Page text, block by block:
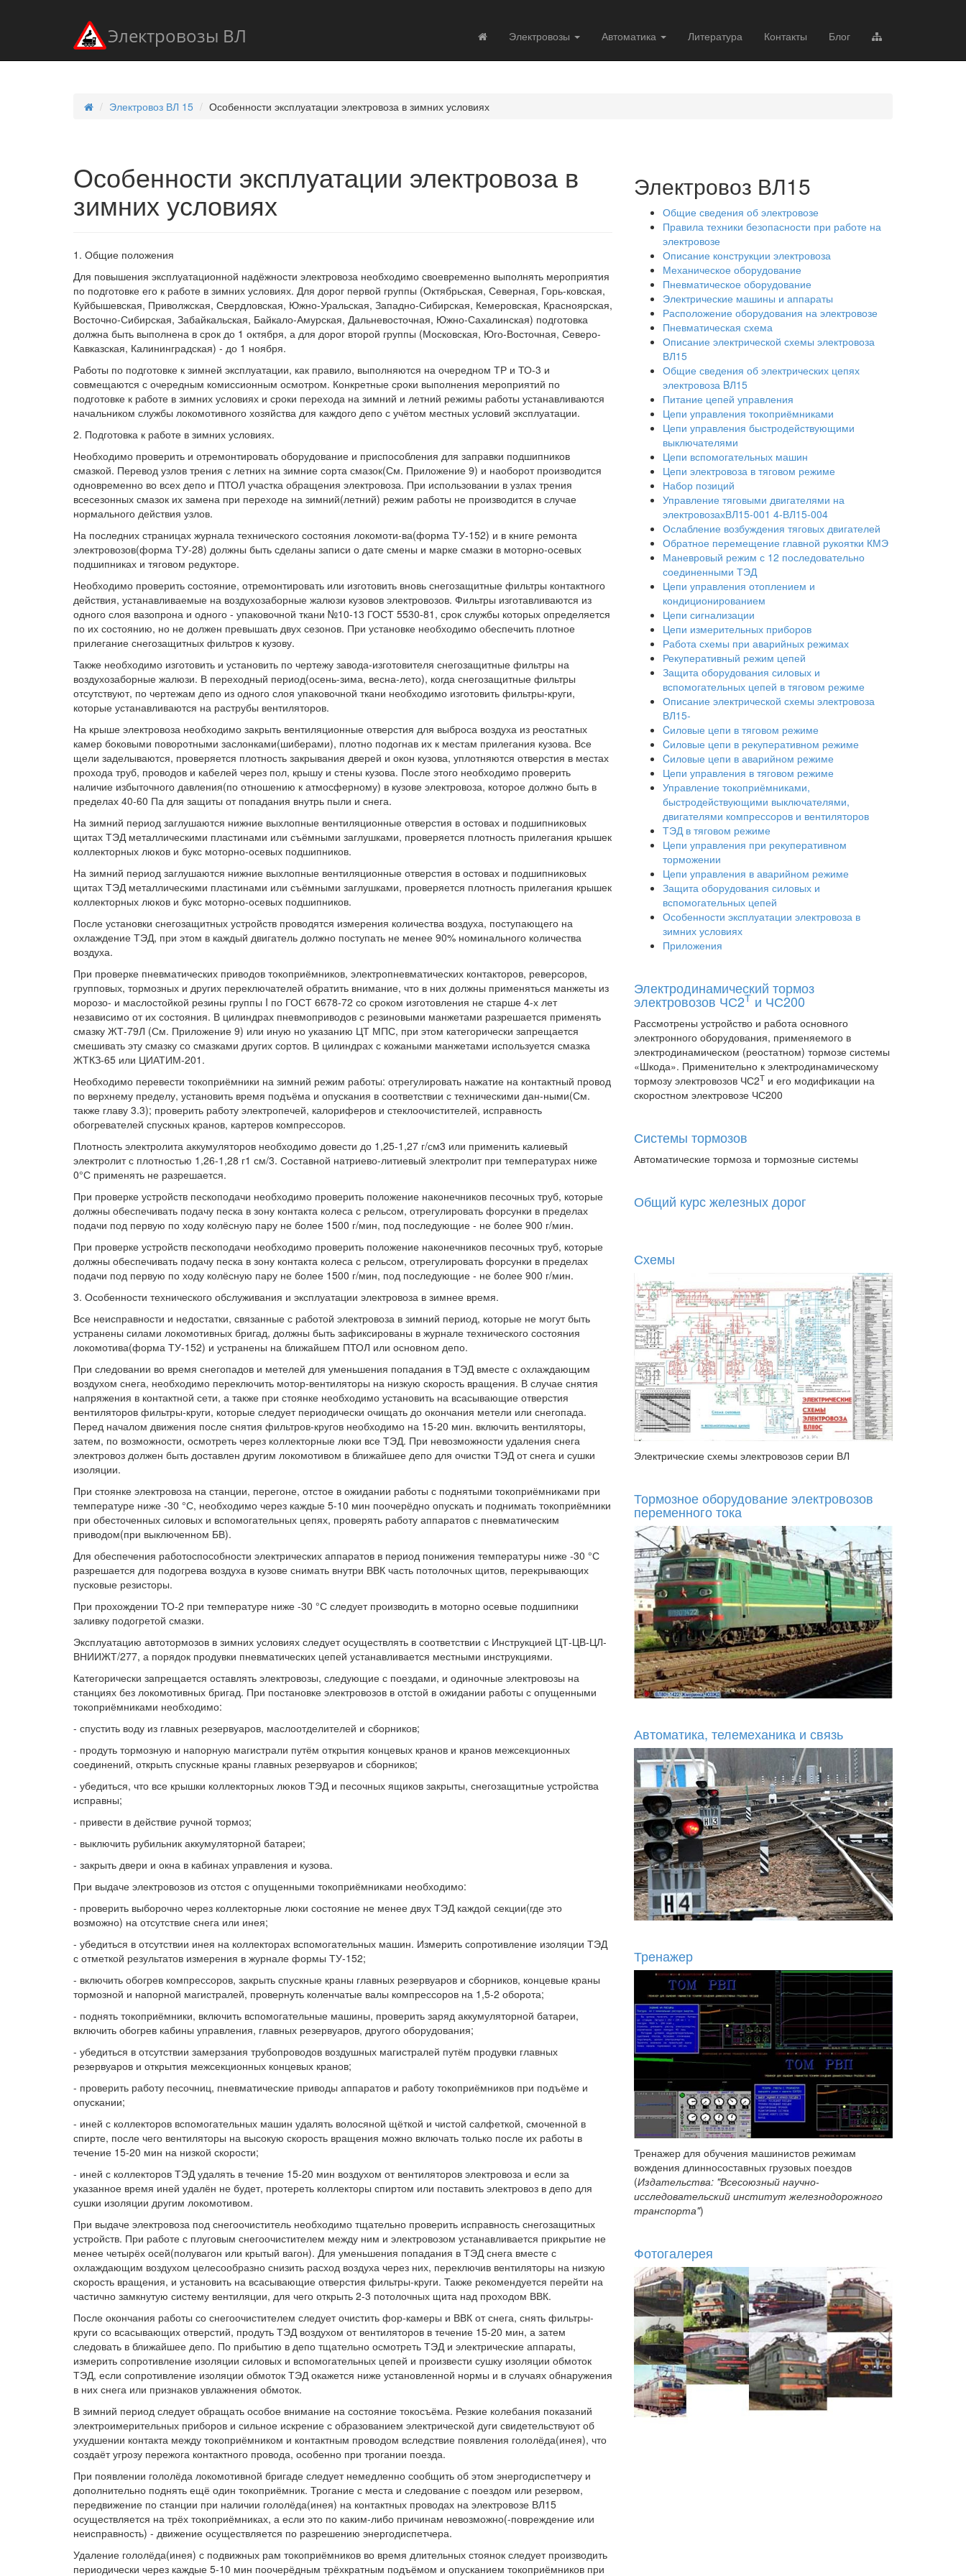
Электровозы ВЛ Электровозы Автоматика Литература Контакты Блог
Электровоз ВЛ 15 Особенности эксплуатации электровоза в зимних условиях
Особенности эксплуатации электровоза в
зимних условиях
1. Общие положения
Для повышения эксплуатационной надёжности электровоза необходимо своевременно выполнять мероприятия
по подготовке его к работе в зимних условиях. Для дорог первой группы (Октябрьская, Северная, Горь-ковская,
Куйбышевская, Приволжская, Свердловская, Южно-Уральская, Западно-Сибирская, Кемеровская, Красноярская,
Восточно-Сибирская, Забайкальская, Байкало-Амурская, Дальневосточная, Южно-Сахалинская) подготовка
должна быть выполнена в срок до 1 октября, а для дорог второй группы (Московская, Юго-Восточная, Северо-
Кавказская, Калининградская) - до 1 ноября.
Работы по подготовке к зимней эксплуатации, как правило, выполняются на очередном ТР и ТО-3 и
совмещаются с очередным комиссионным осмотром. Конкретные сроки выполнения мероприятий по
подготовке к работе в зимних условиях и сроки перехода на зимний и летний режимы работы устанавливаются
начальником службы локомотивного хозяйства для каждого депо с учётом местных условий эксплуатации.
2. Подготовка к работе в зимних условиях.
Необходимо проверить и отремонтировать оборудование и приспособления для заправки подшипников
смазкой. Перевод узлов трения с летних на зимние сорта смазок(См. Приложение 9) и наоборот производится
одновременно во всех депо и ПТОЛ участка обращения электровоза. При использовании в узлах трения
всесезонных смазок их замена при переходе на зимний(летний) режим работы не производится в случае
нормального действия узлов.
На последних страницах журнала технического состояния локомоти-ва(форма ТУ-152) и в книге ремонта
электровозов(форма ТУ-28) должны быть сделаны записи о дате смены и марке смазки в моторно-осевых
подшипниках и тяговом редукторе.
Необходимо проверить состояние, отремонтировать или изготовить вновь снегозащитные фильтры контактного
действия, устанавливаемые на воздухозаборные жалюзи кузовов электровозов. Фильтры изготавливаются из
одного слоя вазопрона и одного - упаковочной ткани №10-13 ГОСТ 5530-81, срок службы которых определяется
по их состоянию, но не должен превышать двух сезонов. При установке необходимо обеспечить плотное
прилегание снегозащитных фильтров к кузову.
Также необходимо изготовить и установить по чертежу завода-изготовителя снегозащитные фильтры на
воздухозаборные жалюзи. В переходный период(осень-зима, весна-лето), когда снегозащитные фильтры
отсутствуют, по чертежам депо из одного слоя упаковочной ткани необходимо изготовить фильтры-круги,
которые устанавливаются на раструбы вентиляторов.
На крыше электровоза необходимо закрыть вентиляционные отверстия для выброса воздуха из реостатных
камер боковыми поворотными заслонками(шиберами), плотно подогнав их к местам прилегания кузова. Все
щели заделываются, проверяется плотность закрывания дверей и окон кузова, уплотняются отверстия в местах
прохода труб, проводов и кабелей через пол, крышу и стены кузова. После этого необходимо проверить
наличие избыточного давления(по отношению к атмосферному) в кузове электровоза, которое должно быть в
пределах 40-60 Па для защиты от попадания внутрь пыли и снега.
На зимний период заглушаются нижние выхлопные вентиляционные отверстия в остовах и подшипниковых
щитах ТЭД металлическими пластинами или съёмными заглушками, проверяется плотность прилегания крышек
коллекторных люков и букс моторно-осевых подшипников.
На зимний период заглушаются нижние выхлопные вентиляционные отверстия в остовах и подшипниковых
щитах ТЭД металлическими пластинами или съёмными заглушками, проверяется плотность прилегания крышек
коллекторных люков и букс моторно-осевых подшипников.
После установки снегозащитных устройств проводятся измерения количества воздуха, поступающего на
охлаждение ТЭД, при этом в каждый двигатель должно поступать не менее 90% номинального количества
воздуха.
При проверке пневматических приводов токоприёмников, электропневматических контакторов, реверсоров,
групповых, тормозных и других переключателей обратить внимание, что в них должны применяться манжеты из
морозо- и маслостойкой резины группы I по ГОСТ 6678-72 со сроком изготовления не старше 4-х лет
независимо от их состояния. В цилиндрах пневмоприводов с резиновыми манжетами разрешается применять
смазку ЖТ-79Л (См. Приложение 9) или иную но указанию ЦТ МПС, при этом категорически запрещается
смешивать эту смазку со смазками других сортов. В цилиндрах с кожаными манжетами используется смазка
ЖТКЗ-65 или ЦИАТИМ-201.
Необходимо перевести токоприёмники на зимний режим работы: отрегулировать нажатие на контактный провод
по верхнему пределу, установить время подъёма и опускания в соответствии с техническими дан-ными(См.
также главу 3.3); проверить работу электропечей, калориферов и стеклоочистителей, исправность
обогревателей спускных кранов, картеров компрессоров.
Плотность электролита аккумуляторов необходимо довести до 1,25-1,27 г/см3 или применить калиевый
электролит с плотностью 1,26-1,28 г1 см/3. Составной натриево-литиевый электролит при температурах ниже
0°С применять не разрешается.
При проверке устройств пескоподачи необходимо проверить положение наконечников песочных труб, которые
должны обеспечивать подачу песка в зону контакта колеса с рельсом, отрегулировать форсунки в пределах
подачи под первую по ходу колёсную пару не более 1500 г/мин, под последующие - не более 900 г/мин.
При проверке устройств пескоподачи необходимо проверить положение наконечников песочных труб, которые
должны обеспечивать подачу песка в зону контакта колеса с рельсом, отрегулировать форсунки в пределах
подачи под первую по ходу колёсную пару не более 1500 г/мин, под последующие - не более 900 г/мин.
3. Особенности технического обслуживания и эксплуатации электровоза в зимнее время.
Все неисправности и недостатки, связанные с работой электровоза в зимний период, которые не могут быть
устранены силами локомотивных бригад, должны быть зафиксированы в журнале технического состояния
локомотива(форма ТУ-152) и устранены на ближайшем ПТОЛ или основном депо.
При следовании во время снегопадов и метелей для уменьшения попадания в ТЭД вместе с охлаждающим
воздухом снега, необходимо переключить мотор-вентиляторы на низкую скорость вращения. В случае снятия
напряжения в контактной сети, а также при стоянке необходимо установить на всасывающие отверстия
вентиляторов фильтры-круги, которые следует периодически очищать до окончания метели или снегопада.
Перед началом движения после снятия фильтров-кругов необходимо на 15-20 мин. включить вентиляторы,
затем, по возможности, осмотреть через коллекторные люки все ТЭД. При невозможности удаления снега
электровоз должен быть доставлен другим локомотивом в ближайшее депо для очистки ТЭД от снега и сушки
изоляции.
При стоянке электровоза на станции, перегоне, отстое в ожидании работы с поднятыми токоприёмниками при
температуре ниже -30 °С, необходимо через каждые 5-10 мин поочерёдно опускать и поднимать токоприёмники
при обесточенных силовых и вспомогательных цепях, проверять работу аппаратов с пневматическим
приводом(при выключенном БВ).
Для обеспечения работоспособности электрических аппаратов в период понижения температуры ниже -30 °С
разрешается для подогрева воздуха в кузове снимать внутри ВВК часть потолочных щитов, перекрывающих
пусковые резисторы.
При прохождении ТО-2 при температуре ниже -30 °С следует производить в моторно осевые подшипники
заливку подогретой смазки.
Эксплуатацию автотормозов в зимних условиях следует осуществлять в соответствии с Инструкцией ЦТ-ЦВ-ЦЛ-
ВНИИЖТ/277, а порядок продувки пневматических цепей устанавливается местными инструкциями.
Категорически запрещается оставлять электровозы, следующие с поездами, и одиночные электровозы на
станциях без локомотивных бригад. При постановке электровозов в отстой в ожидании работы с опущенными
токоприёмниками необходимо:
- спустить воду из главных резервуаров, маслоотделителей и сборников;
- продуть тормозную и напорную магистрали путём открытия концевых кранов и кранов межсекционных
соединений, открыть спускные краны главных резервуаров и сборников;
- убедиться, что все крышки коллекторных люков ТЭД и песочных ящиков закрыты, снегозащитные устройства
исправны;
- привести в действие ручной тормоз;
- выключить рубильник аккумуляторной батареи;
- закрыть двери и окна в кабинах управления и кузова.
При выдаче электровозов из отстоя с опущенными токоприёмниками необходимо:
- проверить выборочно через коллекторные люки состояние не менее двух ТЭД каждой секции(где это
возможно) на отсутствие снега или инея;
- убедиться в отсутствии инея на коллекторах вспомогательных машин. Измерить сопротивление изоляции ТЭД
с отметкой результатов измерения в журнале формы ТУ-152;
- включить обогрев компрессоров, закрыть спускные краны главных резервуаров и сборников, концевые краны
тормозной и напорной магистралей, провернуть коленчатые валы компрессоров на 1,5-2 оборота;
- поднять токоприёмники, включить вспомогательные машины, проверить заряд аккумуляторной батареи,
включить обогрев кабины управления, главных резервуаров, другого оборудования;
- убедиться в отсутствии замерзания трубопроводов воздушных магистралей путём продувки главных
резервуаров и открытия межсекционных концевых кранов;
- проверить работу песочниц, пневматические приводы аппаратов и работу токоприёмников при подъёме и
опускании;
- иней с коллекторов вспомогательных машин удалять волосяной щёткой и чистой салфеткой, смоченной в
спирте, после чего вентиляторы на высокую скорость вращения можно включать только после их работы в
течение 15-20 мин на низкой скорости;
- иней с коллекторов ТЭД удалять в течение 15-20 мин воздухом от вентиляторов электровоза и если за
указанное время иней удалён не будет, протереть коллекторы спиртом или поставить электровоз в депо для
сушки изоляции другим локомотивом.
При выдаче электровоза под снегоочиститель необходимо тщательно проверить исправность снегозащитных
устройств. При работе с плуговым снегоочистителем между ним и электровозом устанавливается прикрытие не
менее четырёх осей(полувагон или крытый вагон). Для уменьшения попадания в ТЭД снега вместе с
охлаждающим воздухом целесообразно снизить расход воздуха через них, переключив вентиляторы на низкую
скорость вращения, и установить на всасывающие отверстия фильтры-круги. Также рекомендуется перейти на
частично замкнутую систему вентиляции, для чего открыть 2-3 потолочных щита над проходом ВВК.
После окончания работы со снегоочистителем следует очистить фор-камеры и ВВК от снега, снять фильтры-
круги со всасывающих отверстий, продуть ТЭД воздухом от вентиляторов в течение 15-20 мин, а затем
следовать в ближайшее депо. По прибытию в депо тщательно осмотреть ТЭД и электрические аппараты,
измерить сопротивление изоляции силовых и вспомогательных цепей и произвести сушку изоляции обмоток
ТЭД, если сопротивление изоляции обмоток ТЭД окажется ниже установленной нормы и в случаях обнаружения
в них снега или признаков увлажнения обмоток.
В зимний период следует обращать особое внимание на состояние токосъёма. Резкие колебания показаний
электроимерительных приборов и сильное искрение с образованием электрической дуги свидетельствуют об
ухудшении контакта между токоприёмником и контактным проводом вследствие появления гололёда(инея), что
создаёт угрозу пережога контактного провода, особенно при трогании поезда.
При появлении гололёда локомотивной бригаде следует немедленно сообщить об этом энергодиспетчеру и
дополнительно поднять ещё один токоприёмник. Трогание с места и следование с поездом или резервом,
передвижение по станции при наличии гололёда(инея) на контактных проводах на электровозе ВЛ15
осуществляется на трёх токоприёмниках, а если это по каким-либо причинам невозможно(-повреждение или
неисправность) - движение осуществляется по разрешению энергодиспетчера.
Удаление гололёда(инея) с подвижных рам токоприёмников во время длительных стоянок следует производить
периодически через каждые 5-10 мин поочерёдным трёхкратным подъёмом и опусканием токоприёмников при
Электровоз ВЛ15
Общие сведения об электровозе
Правила техники безопасности при работе на
электровозе
Описание конструкции электровоза
Механическое оборудование
Пневматическое оборудование
Электрические машины и аппараты
Расположение оборудования на электровозе
Пневматическая схема
Описание электрической схемы электровоза
ВЛ15
Общие сведения об электрических цепях
электровоза BЛ15
Питание цепей управления
Цепи управления токоприёмниками
Цепи управления быстродействующими
выключателями
Цепи вспомогательных машин
Цепи электровоза в тяговом режиме
Набор позиций
Управление тяговыми двигателями на
электровозахВЛ15-001 4-ВЛ15-004
Ослабление возбуждения тяговых двигателей
Обратное перемещение главной рукоятки КМЭ
Маневровый режим с 12 последовательно
соединенными ТЭД
Цепи управления отоплением и
кондиционированием
Цепи сигнализации
Цепи измерительных приборов
Работа схемы при аварийных режимах
Рекуперативный режим цепей
Защита оборудования силовых и
вспомогательных цепей в тяговом режиме
Описание электрической схемы электровоза
ВЛ15-
Cиловые цепи в тяговом режиме
Cиловые цепи в рекуперативном режиме
Cиловые цепи в аварийном режиме
Цепи управления в тяговом режиме
Управление токоприёмниками,
быстродействующими выключателями,
двигателями компрессоров и вентиляторов
ТЭД в тяговом режиме
Цепи управления при рекуперативном
торможении
Цепи управления в аварийном режиме
Защита оборудования силовых и
вспомогательных цепей
Особенности эксплуатации электровоза в
зимних условиях
Приложения
Электродинамический тормоз
электровозов ЧС2Т и ЧС200
Рассмотрены устройство и работа основного
электронного оборудования, применяемого в
электродинамическом (реостатном) тормозе системы
«Шкода». Применительно к электродинамическому
тормозу электровозов ЧС2Т и его модификации на
скоростном электровозе ЧС200
Системы тормозов
Автоматические тормоза и тормозные системы
Общий курс железных дорог
Схемы
Электрические схемы электровозов серии ВЛ
Тормозное оборудование электровозов
переменного тока
Автоматика, телемеханика и связь
Тренажер
Тренажер для обучения машинистов режимам
вождения длинносоставных грузовых поездов
(Издательства: "Всесоюзный научно-
исследовательский институт железнодорожного
транспорта")
Фотогалерея